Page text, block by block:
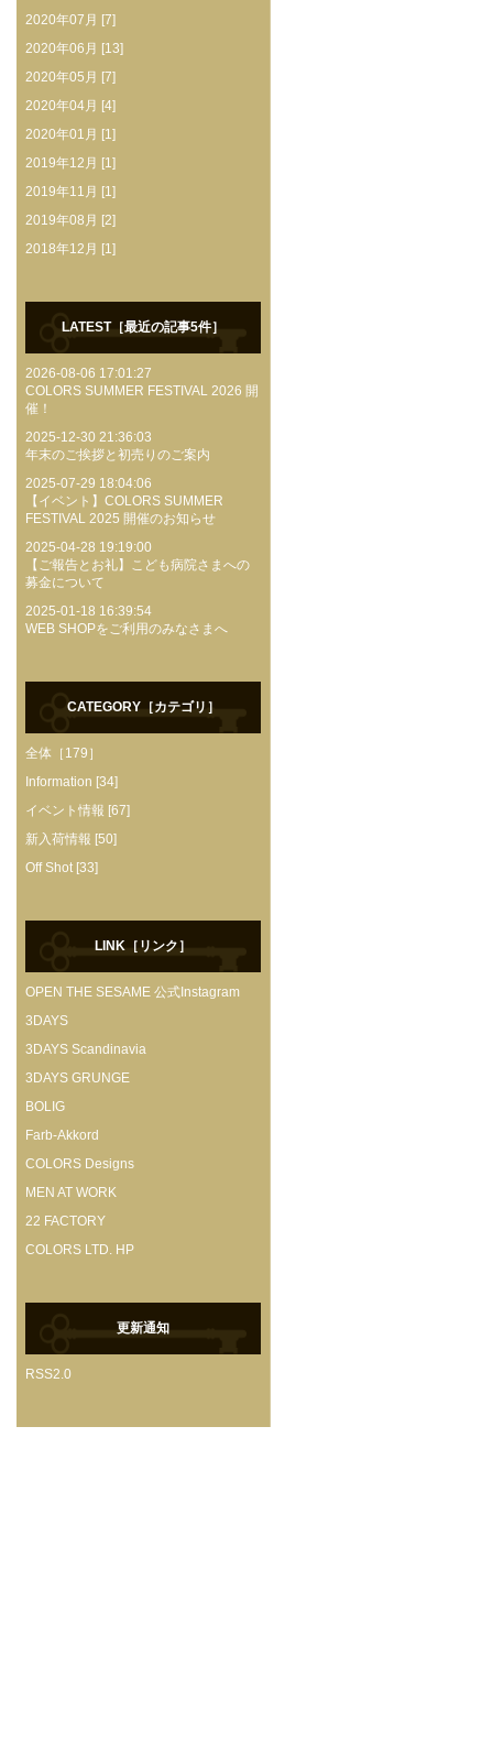
2020年07月 [7]
2020年06月 [13]
2020年05月 [7]
2020年04月 [4]
2020年01月 [1]
2019年12月 [1]
2019年11月 [1]
2019年08月 [2]
2018年12月 [1]
LATEST［最近の記事5件］
2026-08-06 17:01:27
COLORS SUMMER FESTIVAL 2026 開
催！
2025-12-30 21:36:03
年末のご挨拶と初売りのご案内
2025-07-29 18:04:06
【イベント】COLORS SUMMER
FESTIVAL 2025 開催のお知らせ
2025-04-28 19:19:00
【ご報告とお礼】こども病院さまへの
募金について
2025-01-18 16:39:54
WEB SHOPをご利用のみなさまへ
CATEGORY［カテゴリ］
全体［179］
Information [34]
イベント情報 [67]
新入荷情報 [50]
Off Shot [33]
LINK［リンク］
OPEN THE SESAME 公式Instagram
3DAYS
3DAYS Scandinavia
3DAYS GRUNGE
BOLIG
Farb-Akkord
COLORS Designs
MEN AT WORK
22 FACTORY
COLORS LTD. HP
更新通知
RSS2.0